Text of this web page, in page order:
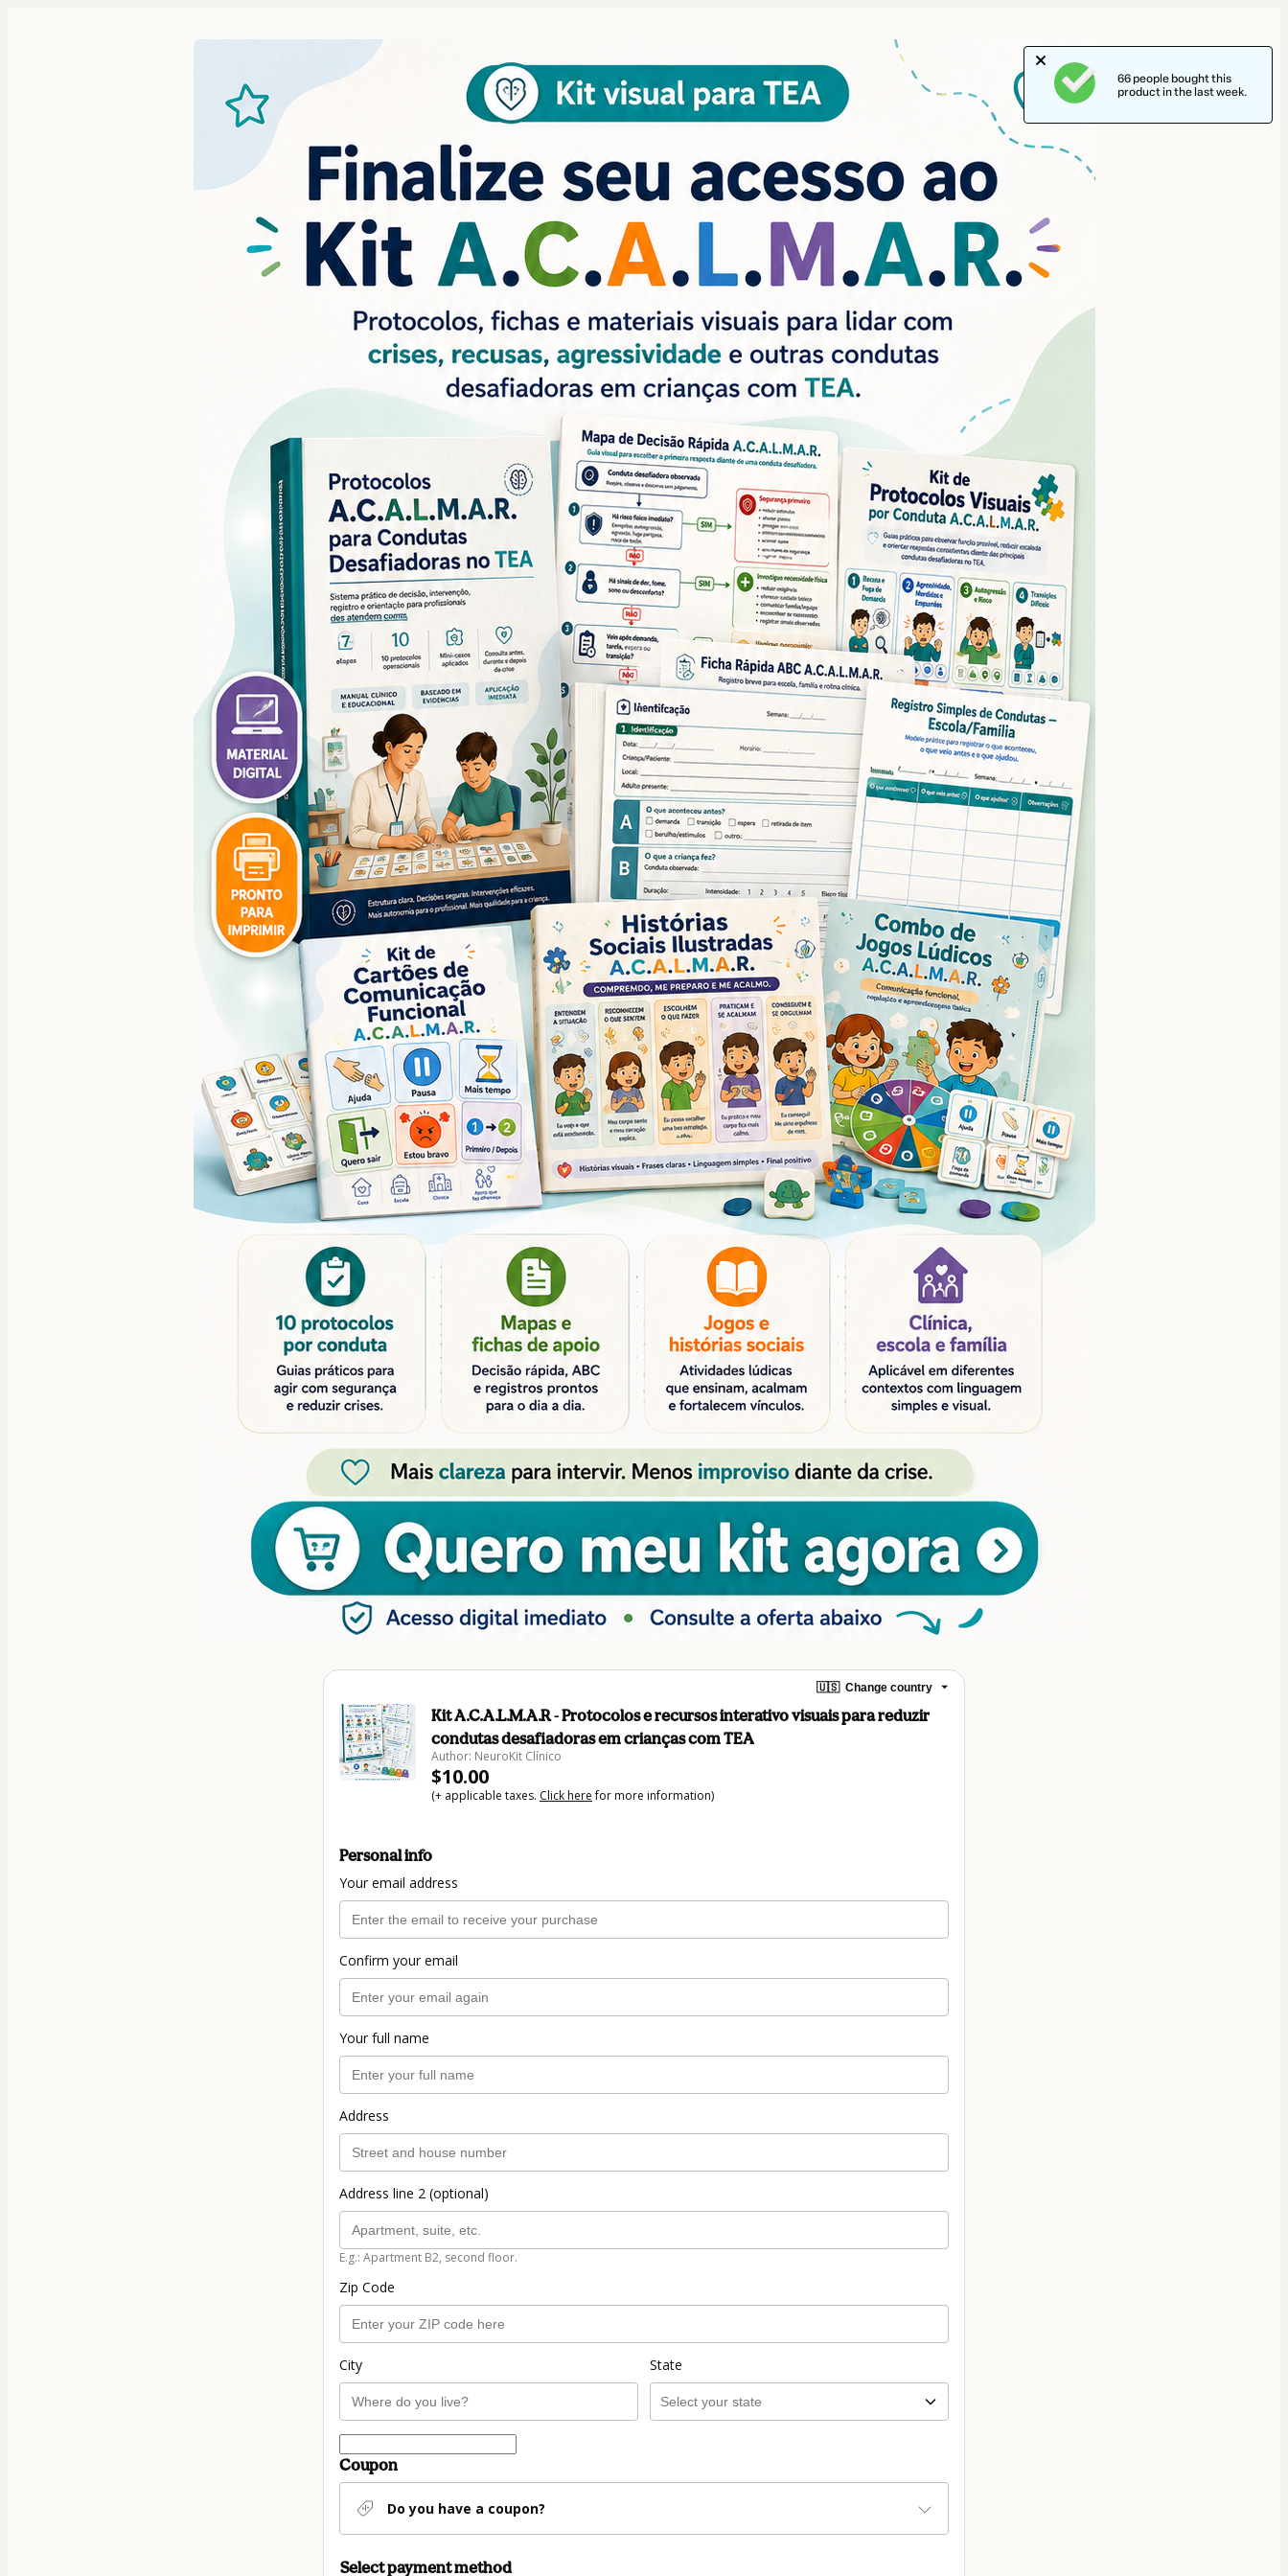
🇺🇸 Change country
Kit A.C.A.L.M.A.R - Protocolos e recursos interativo visuais para reduzir
condutas desafiadoras em crianças com TEA
Author: NeuroKit Clínico
$10.00
(+ applicable taxes. Click herefor more information)
Personal info
Your email address
Confirm your email
Your full name
Address
Address line 2 (optional)
E.g.: Apartment B2, second floor.
Zip Code
City State
Coupon
Do you have a coupon?
Select payment method
66 people bought this
product in the last week.